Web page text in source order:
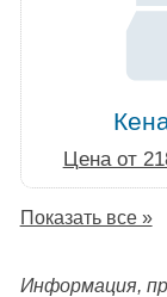
Цена от
Показать все »
Информация,